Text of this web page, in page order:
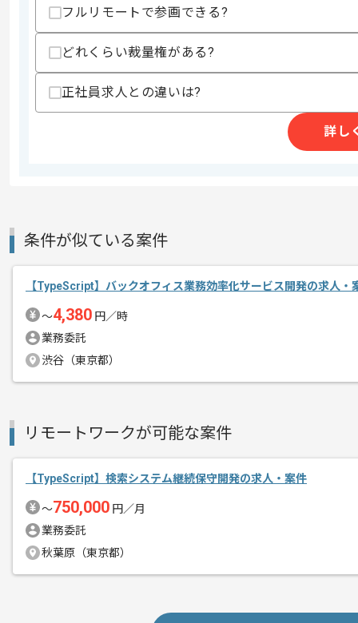
・チーム開発の経験
スキルに不安がある方へ
上記に似た経験やスキルをお持ちであれば申
その他募集要項
メント
製造販売を行っている企業になります。
基本的には一部リモートでの作業を想定
フルリモートで参画できる?
どれくらい裁量権がある?
正社員求人との違いは?
詳し
条件が似ている案件
【TypeScript】バックオフィス業務効率化サービス開発の求人・
〜4,380 円／時
業務委託
渋谷（東京都）
リモートワークが可能な案件
【TypeScript】検索システム継続保守開発の求人・案件
〜750,000 円／月
業務委託
秋葉原（東京都）